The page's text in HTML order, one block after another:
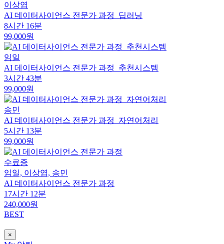
이상엽
AI 데이터사이언스 전문가 과정_딥러닝
8시간 16분
99,000원
임일
AI 데이터사이언스 전문가 과정_추천시스템
3시간 43분
99,000원
송민
AI 데이터사이언스 전문가 과정_자연어처리
5시간 13분
99,000원
수료증
임일, 이상엽, 송민
AI 데이터사이언스 전문가 과정
17시간 12분
240,000원
BEST
×